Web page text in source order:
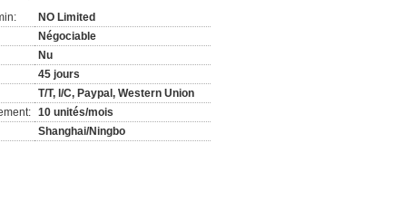
NO Limited
Négociable
Nu
45 jours
T/T, l/C, Paypal, Western Union
10 unités/mois
Shanghai/Ningbo